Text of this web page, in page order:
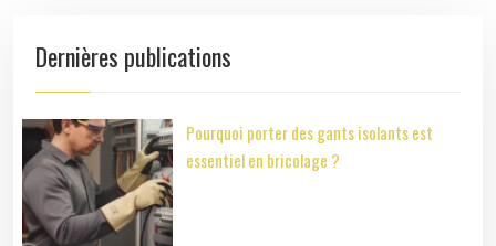
Dernières publications
Pourquoi porter des gants isolants est
essentiel en bricolage ?